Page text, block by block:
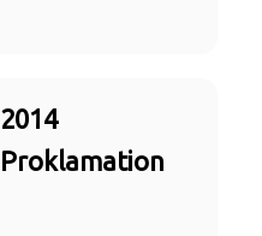
2014
Proklamation